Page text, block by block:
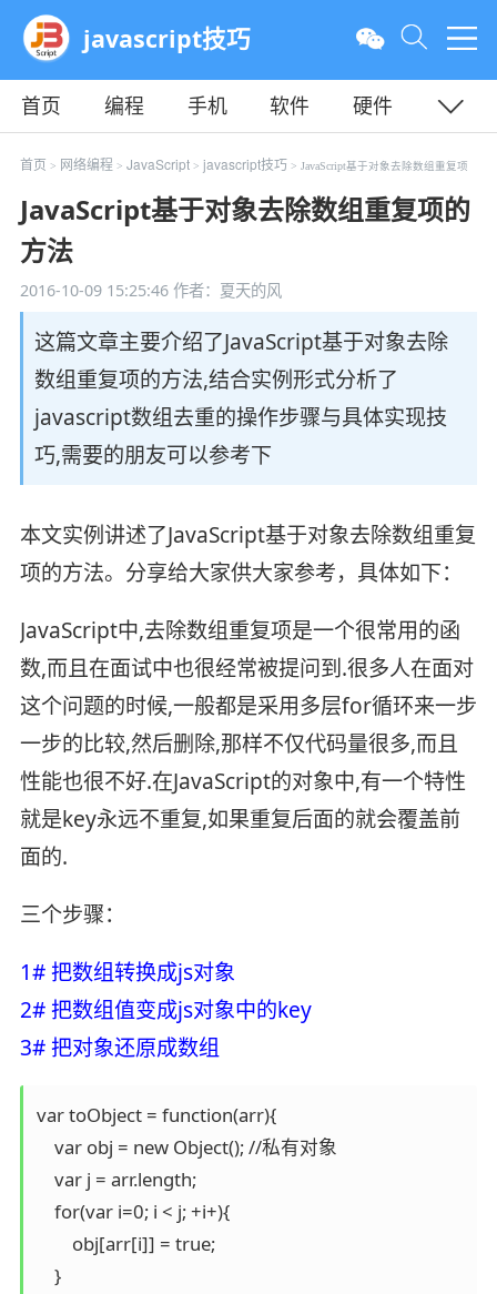
javascript技巧
首页 编程 手机 软件
硬件
教程
平面 服务器
首页 > 网络编程 > JavaScript> javascript技巧 > JavaScript基于对象去除数组重复项
JavaScript基于对象去除数组重复项的
方法
2016-10-09 15:25:46作者：夏天的风
这篇文章主要介绍了JavaScript基于对象去除
数组重复项的方法,结合实例形式分析了
javascript数组去重的操作步骤与具体实现技
巧,需要的朋友可以参考下
本文实例讲述了JavaScript基于对象去除数组重复
项的方法。分享给大家供大家参考，具体如下：
JavaScript中,去除数组重复项是一个很常用的函
数,而且在面试中也很经常被提问到.很多人在面对
这个问题的时候,一般都是采用多层for循环来一步
一步的比较,然后删除,那样不仅代码量很多,而且
性能也很不好.在JavaScript的对象中,有一个特性
就是key永远不重复,如果重复后面的就会覆盖前
面的.
三个步骤：
1# 把数组转换成js对象
2# 把数组值变成js对象中的key
3# 把对象还原成数组
var toObject = function(arr){
    var obj = new Object(); //私有对象
    var j = arr.length;
    for(var i=0; i < j; +i+){
        obj[arr[i]] = true;
    }